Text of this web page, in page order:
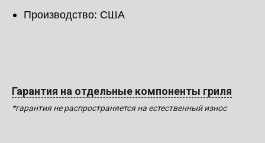
Производство: США
Гарантия на отдельные компоненты гриля
*гарантия не распространяется на естественный износ